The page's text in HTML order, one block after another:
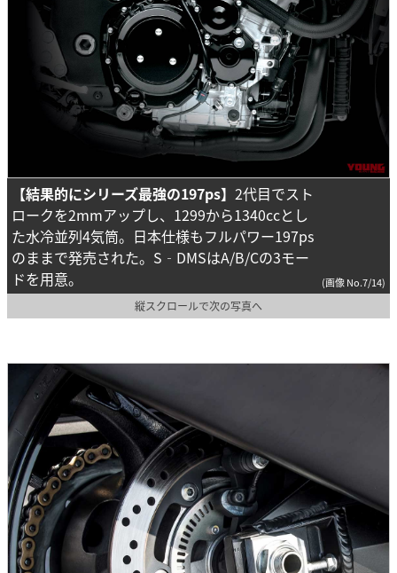
【結果的にシリーズ最強の197ps】 2代目でスト
ロークを2mmアップし、1299から1340ccとし
た水冷並列4気筒。日本仕様もフルパワー197ps
のままで発売された。S‐DMSはA/B/Cの3モー
ドを用意。
(画像 No.7/14)
縦スクロールで次の写真へ